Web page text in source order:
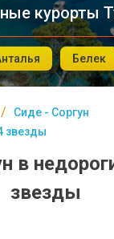
курорты
Белек
Сиде - Соргун
звезды
в
звезды